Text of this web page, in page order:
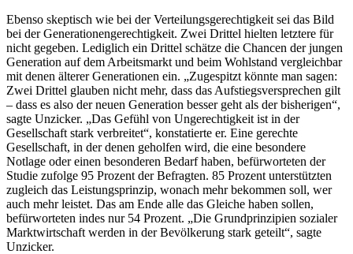
Ebenso skeptisch wie bei der Verteilungsgerechtigkeit sei das Bild
bei der Generationengerechtigkeit. Zwei Drittel hielten letztere für
nicht gegeben. Lediglich ein Drittel schätze die Chancen der jungen
Generation auf dem Arbeitsmarkt und beim Wohlstand vergleichbar
mit denen älterer Generationen ein. „Zugespitzt könnte man sagen:
Zwei Drittel glauben nicht mehr, dass das Aufstiegsversprechen gilt
– dass es also der neuen Generation besser geht als der bisherigen“,
sagte Unzicker. „Das Gefühl von Ungerechtigkeit ist in der
Gesellschaft stark verbreitet“, konstatierte er. Eine gerechte
Gesellschaft, in der denen geholfen wird, die eine besondere
Notlage oder einen besonderen Bedarf haben, befürworteten der
Studie zufolge 95 Prozent der Befragten. 85 Prozent unterstützten
zugleich das Leistungsprinzip, wonach mehr bekommen soll, wer
auch mehr leistet. Das am Ende alle das Gleiche haben sollen,
befürworteten indes nur 54 Prozent. „Die Grundprinzipien sozialer
Marktwirtschaft werden in der Bevölkerung stark geteilt“, sagte
Unzicker.